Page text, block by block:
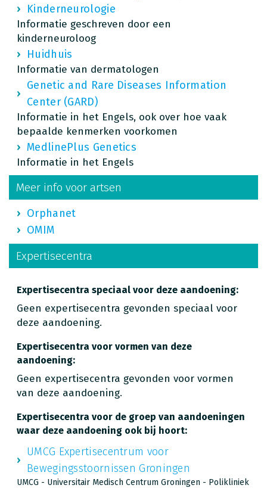
Kinderneurologie
Informatie geschreven door een
kinderneuroloog
Huidhuis
Informatie van dermatologen
Genetic and Rare Diseases Information
Center (GARD)
Informatie in het Engels, ook over hoe vaak
bepaalde kenmerken voorkomen
MedlinePlus Genetics
Informatie in het Engels
Meer info voor artsen
Orphanet
OMIM
Expertisecentra
Expertisecentra speciaal voor deze aandoening:
Geen expertisecentra gevonden speciaal voor
deze aandoening.
Expertisecentra voor vormen van deze
aandoening:
Geen expertisecentra gevonden voor vormen
van deze aandoening.
Expertisecentra voor de groep van aandoeningen
waar deze aandoening ook bij hoort:
UMCG Expertisecentrum voor
Bewegingsstoornissen Groningen
UMCG - Universitair Medisch Centrum Groningen - Polikliniek